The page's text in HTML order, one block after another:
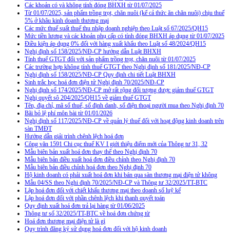
Các khoản có và không tính đóng BHXH từ 01/07/2025
Từ 01/07/2025, sản phẩm trồng trọt, chăn nuôi (kể cả thức ăn chăn nuôi) chịu thuế
5% ở khâu kinh doanh thương mại
Các mức thuế suất thuế thu nhập doanh nghiệp theo Luật số 67/2025/QH15
Mức tiền lương và các khoản phụ cấp có tính đóng BHXH áp dụng từ 01/07/2025
Điều kiện áp dụng 0% đối với hàng xuất khẩu theo Luật số 48/2024/QH15
Nghị định số 158/2025/NĐ-CP hướng dẫn Luật BHXH
Tính thuế GTGT đối với sản phẩm trồng trọt, chăn nuôi từ 01/07/2025
Các trường hợp không tính thuế GTGT theo Nghị định số 181/2025/NĐ-CP
Nghị định số 158/2025/NĐ-CP Quy định chi tiết Luật BHXH
Sinh trắc học hoá đơn điện tử Nghị định 70/2025/NĐ-CP
Nghị định số 174/2025/NĐ-CP mở rất rộng đối tượng được giảm thuế GTGT
Nghị quyết sô 204/2025/QH15 về giảm thuế GTGT
Tên, địa chỉ, mã số thuế, số định danh, số điện thoại người mua theo Nghị định 70
Bãi bỏ lệ phí môn bài từ 01/01/2026
Nghị định số 117/2025/NĐ-CP về quản lý thuế đối với hoạt động kinh doanh trên
sàn TMĐT
Hướng dẫn giải trình chênh lệch hoá đơn
Công văn 1591 Chi cục thuế KV I giới thiệu điểm mới của Thông tư 31, 32
Mẫu biên bản xuất hoá đơn thay thế theo Nghị định 70
Mẫu biên bản điều xuất hoá đơn điều chỉnh theo Nghị định 70
Mẫu biên bản điều chỉnh hoá đơn theo Nghị định 70
Hộ kinh doanh có phải xuất hoá đơn khi bán qua sàn thương mại điện tử không
Mẫu 04/SS theo Nghi định 70/2025/NĐ-CP và Thông tư 32/2025/TT-BTC
Lập hoá đơn đối với chiết khấu thương mại theo doanh số luỹ kế
Lập hoá đơn đối với phần chênh lệch khi thanh quyết toán
Quy định xuất hoá đơn trả lại hàng từ 01/06/2025
Thông tư số 32/2025/TT-BTC về hoá đơn chứng từ
Hoá đơn thương mại điện tử là gì
Quy trình đăng ký sử dụng hoá đơn đối với hộ kinh doanh